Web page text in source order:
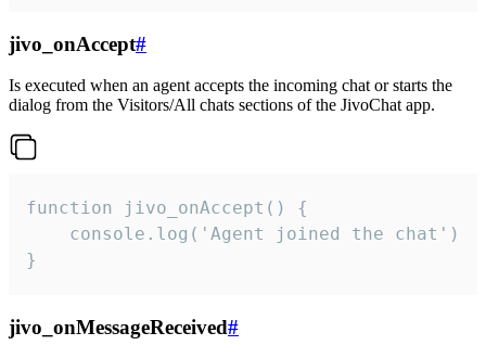
jivo_onAccept#
Is executed when an agent accepts the incoming chat or starts the
dialog from the Visitors/All chats sections of the JivoChat app.
function jivo_onAccept() {
}
jivo_onMessageReceived#